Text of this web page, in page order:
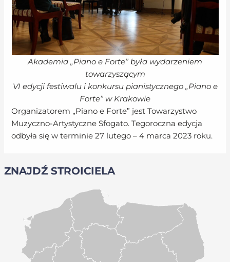
ZNAJDŹ STROICIELA
Akademia „Piano e Forte” była wydarzeniem
towarzyszącym
VI edycji festiwalu i konkursu pianistycznego „Piano e
Forte” w Krakowie
Organizatorem „Piano e Forte” jest Towarzystwo
Muzyczno-Artystyczne Sfogato. Tegoroczna edycja
odbyła się w terminie 27 lutego – 4 marca 2023 roku.